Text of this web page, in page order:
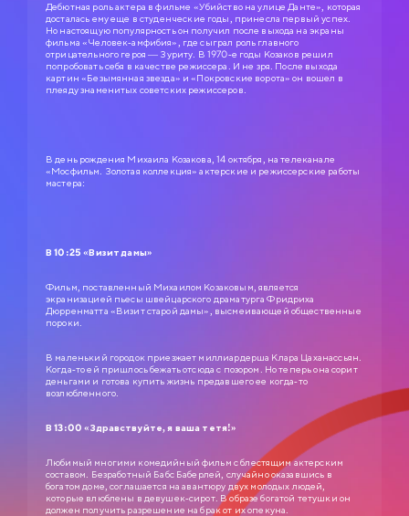
Дебютная роль актера в фильме «Убийство на улице Данте», которая
досталась ему еще в студенческие годы, принесла первый успех.
Но настоящую популярность он получил после выхода на экраны
фильма «Человек-амфибия», где сыграл роль главного
отрицательного героя — Зуриту. В 1970-е годы Козаков решил
попробовать себя в качестве режиссера. И не зря. После выхода
картин «Безымянная звезда» и «Покровские ворота» он вошел в
плеяду знаменитых советских режиссеров.
В день рождения Михаила Козакова, 14 октября, на телеканале
«Мосфильм. Золотая коллекция» актерские и режиссерские работы
мастера:
В 10:25 «Визит дамы»
Фильм, поставленный Михаилом Козаковым, является
экранизацией пьесы швейцарского драматурга Фридриха
Дюрренматта «Визит старой дамы», высмеивающей общественные
пороки.
В маленький городок приезжает миллиардерша Клара Цаханассьян.
Когда-то ей пришлось бежать отсюда с позором. Но теперь она сорит
деньгами и готова купить жизнь предавшего ее когда-то
возлюбленного.
В 13:00 «Здравствуйте, я ваша тетя!»
Любимый многими комедийный фильм с блестящим актерским
составом. Безработный Бабс Баберлей, случайно оказавшись в
богатом доме, соглашается на авантюру двух молодых людей,
которые влюблены в девушек-сирот. В образе богатой тетушки он
должен получить разрешение на брак от их опекуна.
СЛУЖЕБНЫЙ РОМАН